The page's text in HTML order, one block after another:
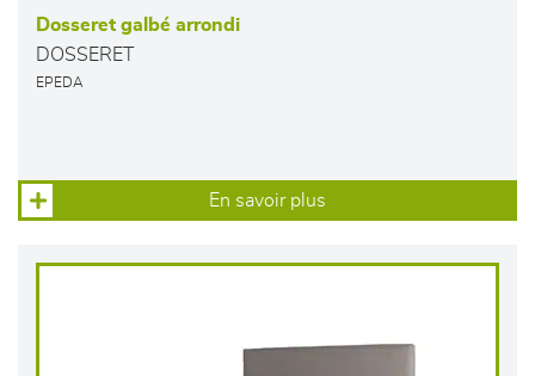
Dosseret galbé arrondi
DOSSERET
EPEDA
En savoir plus